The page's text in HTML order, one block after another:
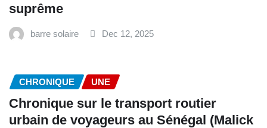
suprême
barre solaire Dec 12, 2025
CHRONIQUE UNE
Chronique sur le transport routier
urbain de voyageurs au Sénégal (Malick